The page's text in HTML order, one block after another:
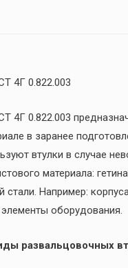
4Г 0.822.003
4Г 0.822.003
в заранее
втулки в случае
материала:
стали. Например:
оборудования.
развальцовочных